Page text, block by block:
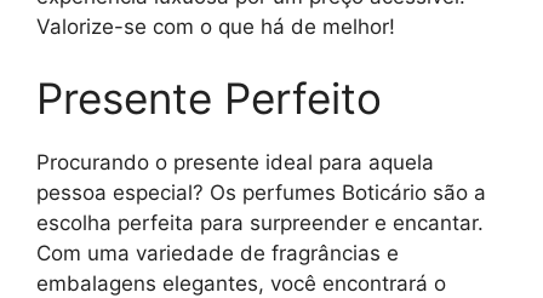
Valorize-se com o que há de melhor!
Presente Perfeito
Procurando o presente ideal para aquela
pessoa especial? Os perfumes Boticário são a
escolha perfeita para surpreender e encantar.
Com uma variedade de fragrâncias e
embalagens elegantes, você encontrará o